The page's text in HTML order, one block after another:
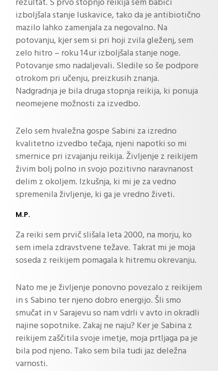
izboljšala stanje luskavice, tako da je antibiotično
mazilo lahko zamenjala za negovalno. Na
potovanju, kjer sem si pri hoji zvila gleženj, sem
zelo hitro – roku 14ur izboljšala stanje noge.
Potovanje smo nadaljevali. Sledile so še podpore
otrokom pri učenju, preizkusih znanja.
Nadgradnja je bila druga stopnja reikija, ki ponuja
neomejene možnosti za izvedbo.
Zelo sem hvaležna gospe Sabini za izredno
kvalitetno izvedbo tečaja, njeni napotki so mi
smernice pri izvajanju reikija. Življenje z reikijem
živim bolj polno in svojo pozitivno naravnanost
delim z okoljem. Izkušnja, ki mi je za vedno
spremenila življenje, ki ga je vredno živeti.
M.P.
Za reiki sem prvič slišala leta 2000, na morju, ko
sem imela zdravstvene težave. Takrat mi je moja
soseda z reikijem pomagala k hitremu okrevanju.
Nato me je življenje ponovno povezalo z reikijem
in s Sabino ter njeno dobro energijo. Šli smo
smučat in v Sarajevu so nam vdrli v avto in okradli
najine sopotnike. Zakaj ne naju? Ker je Sabina z
reikijem zaščitila svoje imetje, moja prtljaga pa je
bila pod njeno. Tako sem bila tudi jaz deležna
varnosti.